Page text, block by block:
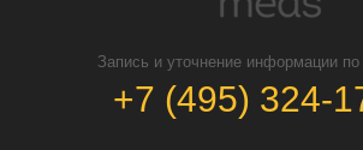
Запись и уточнение информации
+7 (495) 324-